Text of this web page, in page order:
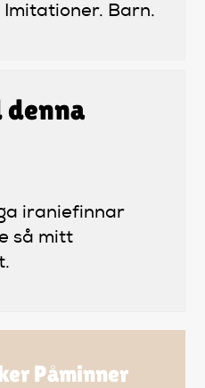
Imitationer. Barn.
denna
iraniefinnar
så mitt
Påminner